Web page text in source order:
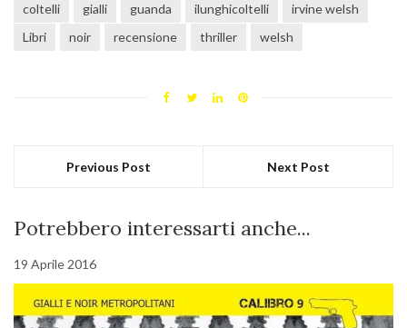
coltelli gialli guanda ilunghicoltelli
irvine welsh
Libri
noir recensione thriller welsh
Previous Post Next Post
Potrebbero interessarti anche...
19 Aprile 2016